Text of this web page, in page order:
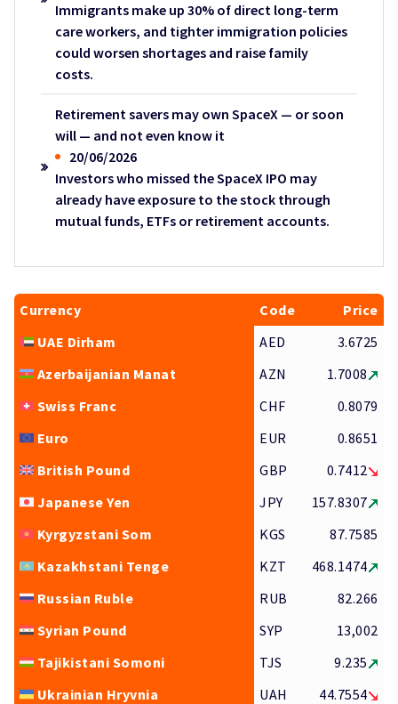
Immigrants make up 30% of direct long-term
care workers, and tighter immigration policies
could worsen shortages and raise family
costs.
Retirement savers may own SpaceX — or soon
will — and not even know it
20/06/2026
Investors who missed the SpaceX IPO may
already have exposure to the stock through
mutual funds, ETFs or retirement accounts.
Currency Code
Price
UAE Dirham
AED
3.6725
Azerbaijanian Manat
AZN
1.7008
Swiss Franc
CHF
0.8079
Euro
EUR
0.8651
British Pound
GBP
0.7412
Japanese Yen
JPY
157.8307
Kyrgyzstani Som
KGS
87.7585
Kazakhstani Tenge
KZT
468.1474
Russian Ruble
RUB
82.266
Syrian Pound
SYP
13,002
Tajikistani Somoni
TJS
9.235
Ukrainian Hryvnia
UAH
44.7554